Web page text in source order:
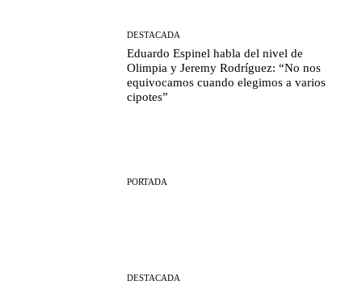
DESTACADA
Eduardo Espinel habla del nivel de
Olimpia y Jeremy Rodríguez: “No nos
equivocamos cuando elegimos a varios
cipotes”
PORTADA
DESTACADA